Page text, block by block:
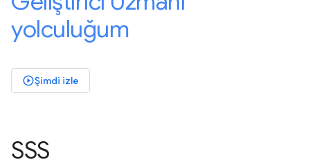
yolculuğum
play_circle_outlinedŞimdi izle
SSS